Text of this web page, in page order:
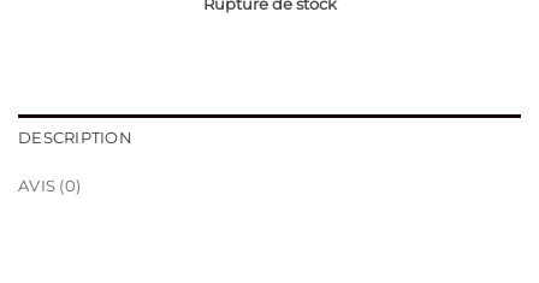
Rupture de stock
DESCRIPTION
AVIS (0)